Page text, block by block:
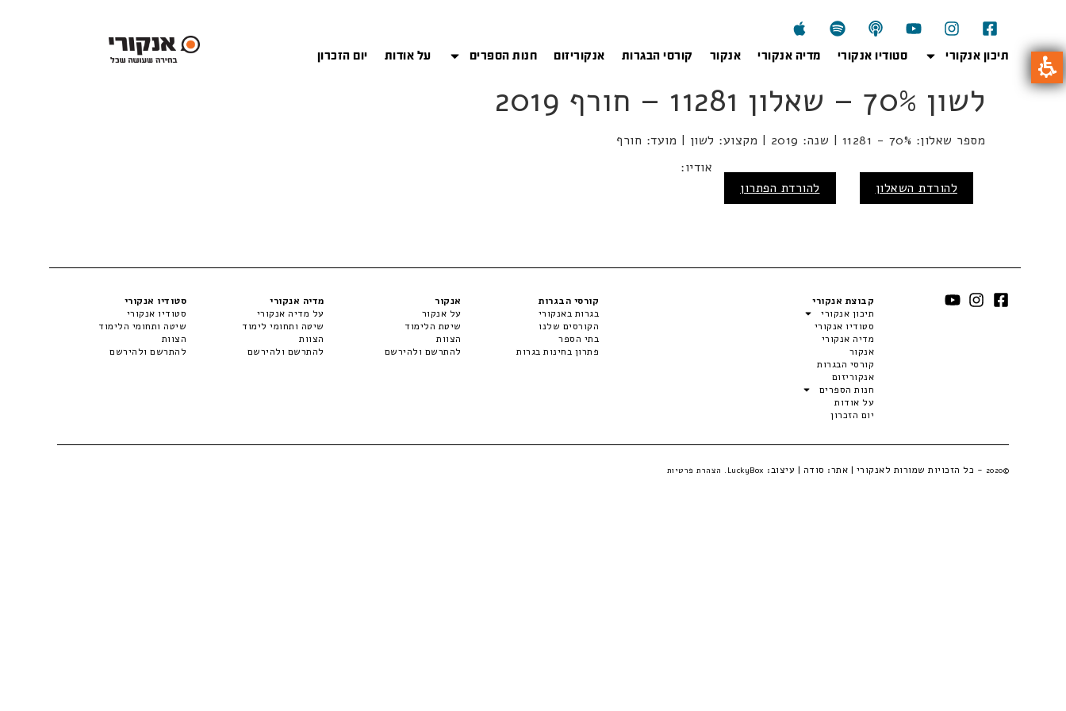
תיכון אנקורי סטודיו אנקורי מדיה אנקורי אנקור קורסי הבגרות אנקוריזום חנות הספרים על אודות יום הזכרון
לשון 70% – שאלון 11281 – חורף 2019
מספר שאלון: 70% - 11281 | שנה: 2019 | מקצוע: לשון | מועד: חורף
להורדת השאלון להורדת הפתרון
אודיו:
קבוצת אנקורי
תיכון אנקורי
סטודיו אנקורי
מדיה אנקורי
אנקור
קורסי הבגרות
אנקוריזום
חנות הספרים
על אודות
יום הזכרון
קורסי הבגרות
בגרות באנקורי
הקורסים שלנו
בתי הספר
פתרון בחינות בגרות
אנקור
על אנקור
שיטת הלימוד
הצוות
להתרשם ולהירשם
מדיה אנקורי
על מדיה אנקורי
שיטה ותחומי לימוד
הצוות
להתרשם ולהירשם
סטודיו אנקורי
סטודיו אנקורי
שיטה ותחומי הלימוד
הצוות
להתרשם ולהירשם
©2020 - כל הזכויות שמורות לאנקורי | אתר: סודה | עיצוב: LuckyBox. הצהרת פרטיות